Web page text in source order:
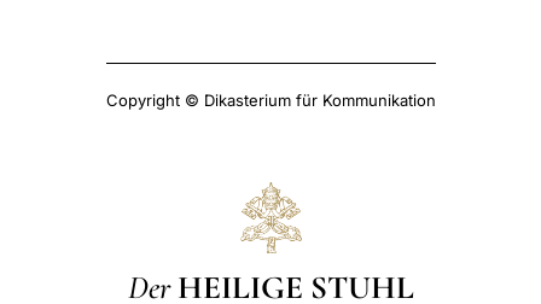
Copyright © Dikasterium für Kommunikation
Der HEILIGE STUHL